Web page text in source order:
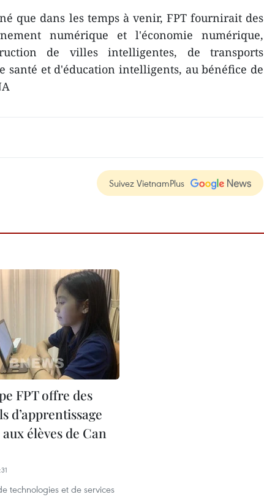
que dans les temps à venir, FPT fournirait des
numérique et l'économie numérique,
de villes intelligentes, de transports
santé et d'éducation intelligents, au bénéfice de
Suivez VietnamPlus
FPT offre des
d’apprentissage
élèves de Can
technologies et de services